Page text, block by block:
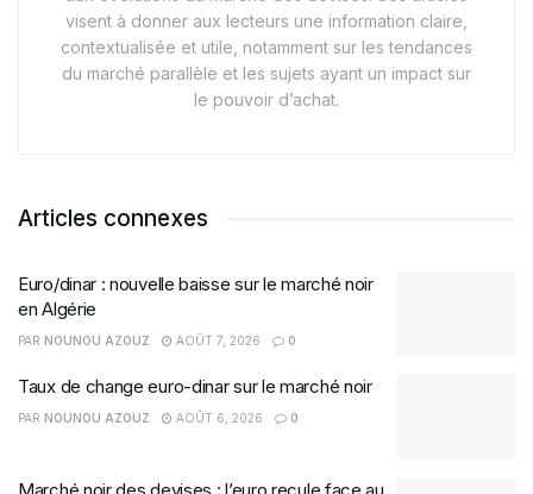
visent à donner aux lecteurs une information claire,
contextualisée et utile, notamment sur les tendances
du marché parallèle et les sujets ayant un impact sur
le pouvoir d’achat.
Articles connexes
Euro/dinar : nouvelle baisse sur le marché noir
en Algérie
PAR NOUNOU AZOUZ AOÛT 7, 2026 0
Taux de change euro-dinar sur le marché noir
PAR NOUNOU AZOUZ AOÛT 6, 2026 0
Marché noir des devises : l’euro recule face au